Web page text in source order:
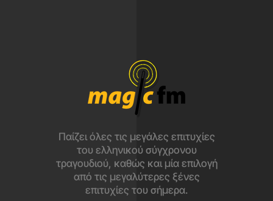
Παίζει όλες τις μεγάλες επιτυχίες
του ελληνικού σύγχρονου
τραγουδιού, καθώς και μία επιλογή
από τις μεγαλύτερες ξένες
επιτυχίες του σήμερα.